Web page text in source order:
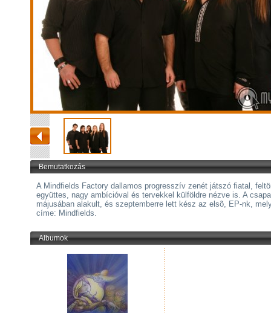
Bemutatkozás
A Mindfields Factory dallamos progresszív zenét játszó fiatal,
együttes, nagy ambícióval és tervekkel külföldre nézve is. A
májusában alakult, és szeptemberre lett kész az elsõ, EP-nk,
címe: Mindfields.
Albumok